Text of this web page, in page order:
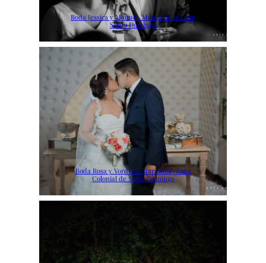
Boda Jessica y Manuel, Meson de la Cava
Santo Domingo
Boda Rosa y Yordi en Atarazana, Zona
Colonial de Santo Domingo